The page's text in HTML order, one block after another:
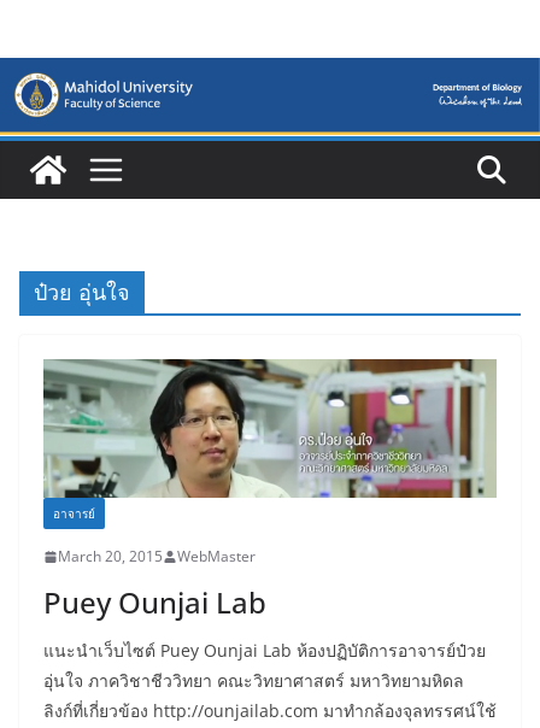
content
ป๋วย อุ่นใจ
อาจารย์
March 20, 2015 WebMaster
Puey Ounjai Lab
แนะนำเว็บไซต์ Puey Ounjai Lab ห้องปฏิบัติการอาจารย์ป๋วย
อุ่นใจ ภาควิชาชีววิทยา คณะวิทยาศาสตร์ มหาวิทยามหิดล
ลิงก์ที่เกี่ยวข้อง http://ounjailab.com มาทำกล้องจุลทรรศน์ใช้